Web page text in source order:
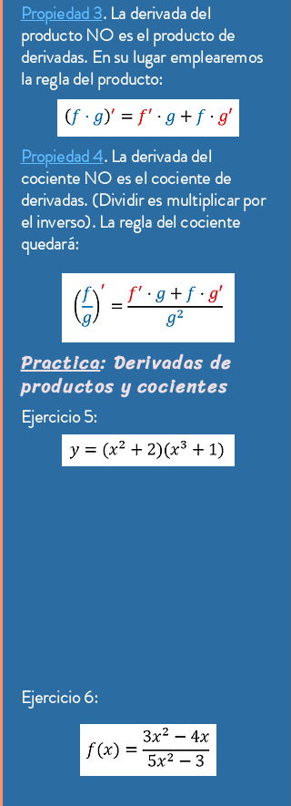
Propiedad 3. La derivada del
producto NO es el producto de
derivadas. En su lugar emplearemos
la regla del producto:
Propiedad 4. La derivada del
cociente NO es el cociente de
derivadas. (Dividir es multiplicar por
el inverso). La regla del cociente
quedará:
Practica: Derivadas de
productos​ y cocientes
Ejercicio 5:
Ejercicio 6: